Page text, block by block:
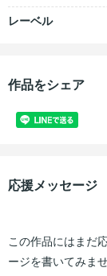
レーベル
作品をシェア
応援メッセージ
この作品にはまだ
ージを書いてみま